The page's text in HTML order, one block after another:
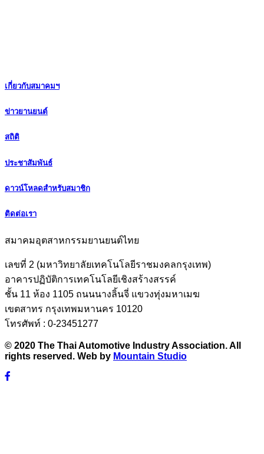
เกี่ยวกับสมาคมฯ
ข่าวยานยนต์
สถิติ
ประชาสัมพันธ์
ดาวน์โหลดสำหรับสมาชิก
ติดต่อเรา
สมาคมอุตสาหกรรมยานยนต์ไทย
เลขที่ 2 (มหาวิทยาลัยเทคโนโลยีราชมงคลกรุงเทพ)
อาคารปฏิบัติการเทคโนโลยีเชิงสร้างสรรค์
ชั้น 11 ห้อง 1105 ถนนนางลิ้นจี่ แขวงทุ่งมหาเมฆ
เขตสาทร กรุงเทพมหานคร 10120
โทรศัพท์ : 0-23451277
© 2020 The Thai Automotive Industry Association. All
rights reserved. Web by Mountain Studio